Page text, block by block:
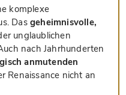
komplexe
Dasgeheimnisvolle,
unglaublichen
nach Jahrhunderten
anmutenden
Renaissance nicht an